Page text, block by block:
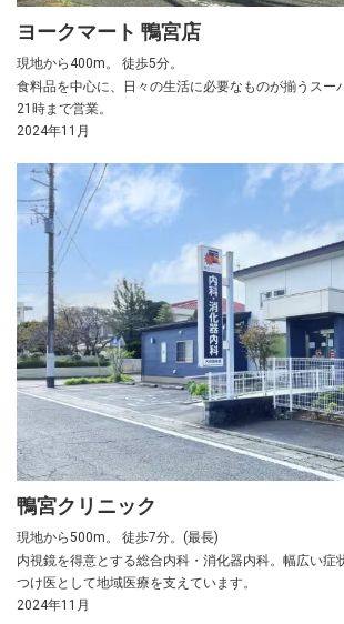
ヨークマート 鴨宮店
現地から400m。 徒歩5分。
食料品を中心に、日々の生活に必要なものが揃うスー
21時まで営業。
2024年11月
鴨宮クリニック
現地から500m。 徒歩7分。(最長)
内視鏡を得意とする総合内科・消化器内科。幅広い症
つけ医として地域医療を支えています。
2024年11月